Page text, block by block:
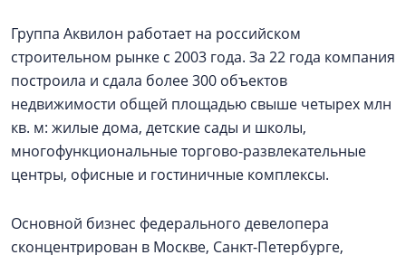
Группа Аквилон работает на российском
строительном рынке с 2003 года. За 22 года компания
построила и сдала более 300 объектов
недвижимости общей площадью свыше четырех млн
кв. м: жилые дома, детские сады и школы,
многофункциональные торгово-развлекательные
центры, офисные и гостиничные комплексы.
Основной бизнес федерального девелопера
сконцентрирован в Москве, Санкт-Петербурге,